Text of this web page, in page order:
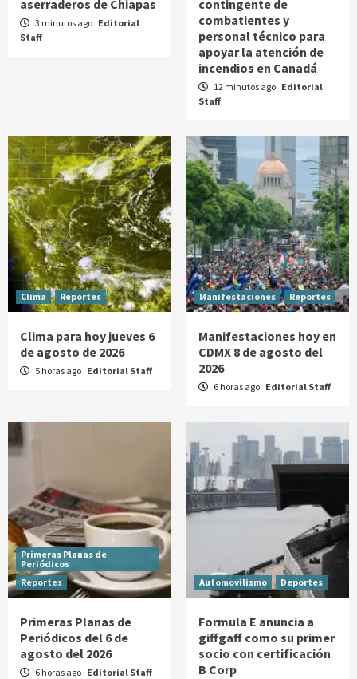
aserraderos de Chiapas
3 minutos ago Editorial
Staff
contingente de
combatientes y
personal técnico para
apoyar la atención de
incendios en Canadá
12 minutos ago Editorial
Staff
Clima Reportes
Clima para hoy jueves 6
de agosto de 2026
5 horas ago Editorial Staff
Manifestaciones Reportes
Manifestaciones hoy en
CDMX 8 de agosto del
2026
6 horas ago Editorial Staff
Primeras Planas de
Periódicos
Reportes
Primeras Planas de
Periódicos del 6 de
agosto del 2026
6 horas ago Editorial Staff
Automovilismo Deportes
Formula E anuncia a
giffgaff como su primer
socio con certificación
B Corp